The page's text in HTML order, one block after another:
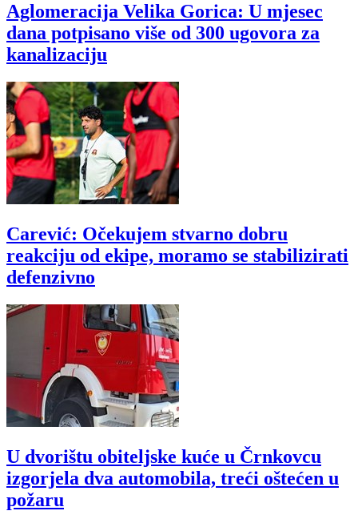
Aglomeracija Velika Gorica: U mjesec
dana potpisano više od 300 ugovora za
kanalizaciju
Carević: Očekujem stvarno dobru
reakciju od ekipe, moramo se stabilizirati
defenzivno
U dvorištu obiteljske kuće u Črnkovcu
izgorjela dva automobila, treći oštećen u
požaru